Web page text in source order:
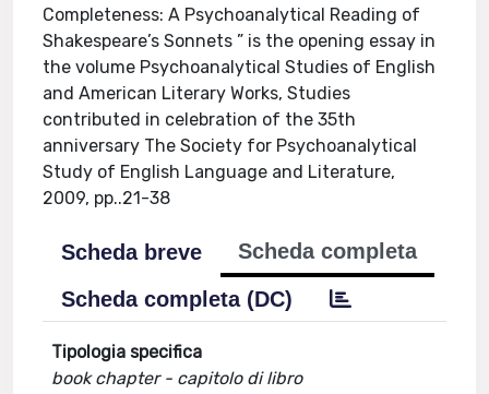
Completeness: A Psychoanalytical Reading of
Shakespeare’s Sonnets ” is the opening essay in
the volume Psychoanalytical Studies of English
and American Literary Works, Studies
contributed in celebration of the 35th
anniversary The Society for Psychoanalytical
Study of English Language and Literature,
2009, pp..21-38
Scheda breve
Scheda completa
Scheda completa (DC)
Tipologia specifica
book chapter - capitolo di libro